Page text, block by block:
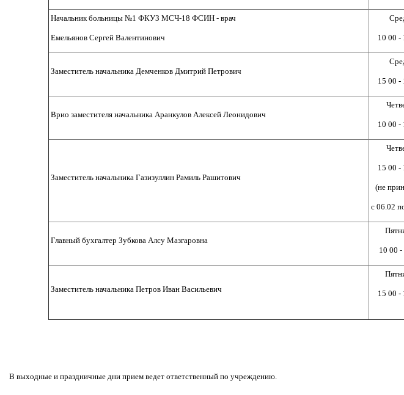
Начальник больницы №1 ФКУЗ МСЧ-18 ФСИН - врач
Емельянов Сергей Валентинович 10 00 -
Заместитель начальника Демченков Дмитрий Петрович
15 00 -
Врио заместителя начальника Аранкулов Алексей Леонидович
10 00 -
Заместитель начальника Газизуллин Рамиль Рашитович
15 00 -
(не
с 06.02
Главный бухгалтер Зубкова Алсу Мазгаровна
10 00 -
Заместитель начальника Петров Иван Васильевич 15 00 -
В выходные и праздничные дни прием ведет ответственный по учреждению.